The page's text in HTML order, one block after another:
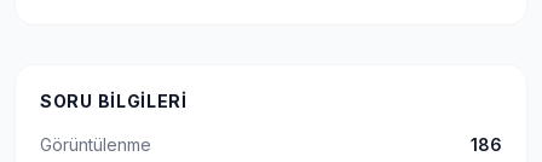
SORU BILGILERI
Görüntülenme
186